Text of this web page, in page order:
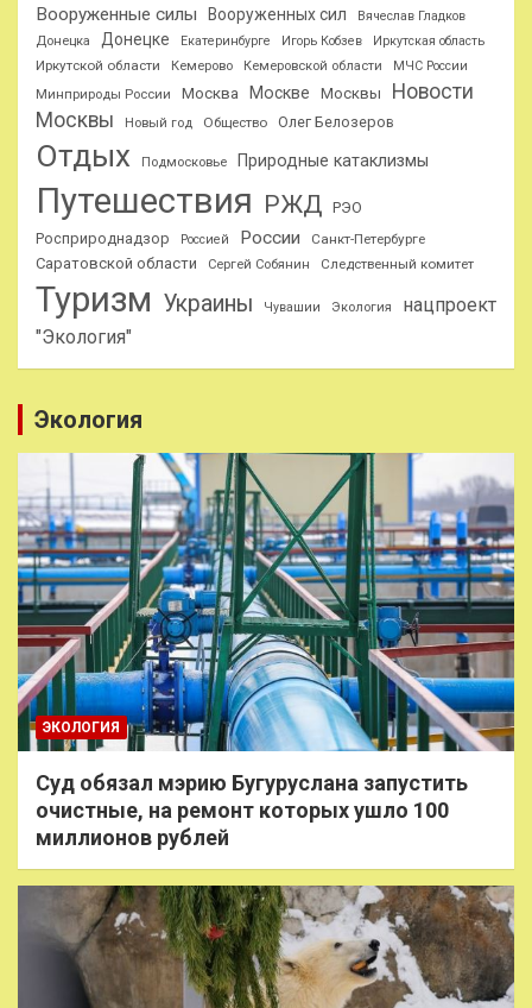
Вооруженные силы Вооруженных сил
Вячеслав Гладков
Донецка
Донецке Екатеринбурге Игорь Кобзев Иркутская область
Иркутской области Кемерово Кемеровской области
МЧС России
Минприроды России
Москва Москве Москвы
Новости
Москвы
Новый год Общество Олег Белозеров
Отдых Подмосковье Природные катаклизмы
Путешествия РЖД РЭО
Росприроднадзор
Россией России Санкт-Петербурге
Саратовской области Сергей Собянин Следственный комитет
Туризм Украины Чувашии Экология
нацпроект
"Экология"
Экология
ЭКОЛОГИЯ
Суд обязал мэрию Бугуруслана запустить
очистные, на ремонт которых ушло 100
миллионов рублей